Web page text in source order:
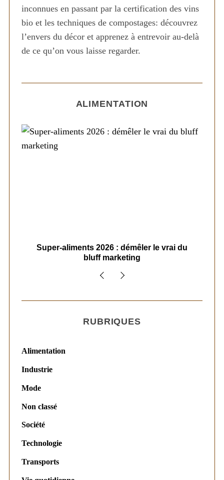
inconnues en passant par la certification des vins
bio et les techniques de compostages: découvrez
l’envers du décor et apprenez à entrevoir au-delà
de ce qu’on vous laisse regarder.
ALIMENTATION
Super-aliments 2026 : démêler le vrai du
bluff marketing
RUBRIQUES
Alimentation
Industrie
Mode
Non classé
Société
Technologie
Transports